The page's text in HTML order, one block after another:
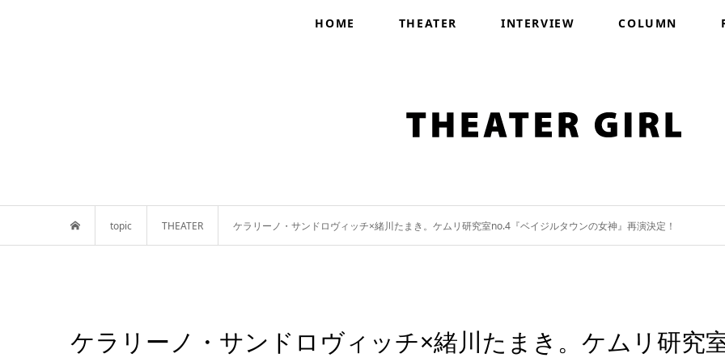
HOME THEATER INTERVIEW COLUMN
topic THEATER ケラリーノ・サンドロヴィッチ×緒川たまき。ケムリ研究室no.4『ベイジルタウンの女神』再演決定！
ケラリーノ・サンドロヴィッチ×緒川たまき。ケムリ研究